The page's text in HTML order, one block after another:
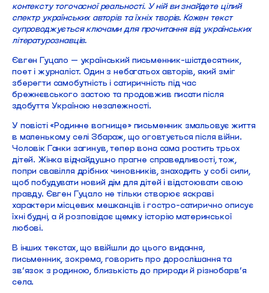
контексту тогочасної реальності. У ній ви знайдете цілий
спектр українських авторів та їхніх творів. Кожен текст
супроводжується ключами для прочитання від українських
літературознавців.
Євген Гуцало — український письменник-шістдесятник,
поет і журналіст. Один з небагатьох авторів, який зміг
зберегти самобутність і сатиричність під час
брежнєвського застою та продовжив писати після
здобуття Україною незалежності.
У повісті «Родинне вогнище» письменник змальовує життя
в маленькому селі Збараж, що оговтується після війни.
Чоловік Ганки загинув, тепер вона сама ростить трьох
дітей. Жінка відчайдушно прагне справедливості, тож,
попри свавілля дрібних чиновників, знаходить у собі сили,
щоб побудувати новий дім для дітей і відстоювати свою
правду. Євген Гуцало не тільки створює яскраві
характери місцевих мешканців і гостро-сатирично описує
їхні будні, а й розповідає щемку історію материнської
любові.
В інших текстах, що ввійшли до цього видання,
письменник, зокрема, говорить про дорослішання та
зв’язок з родиною, близькість до природи й різнобарв’я
села.